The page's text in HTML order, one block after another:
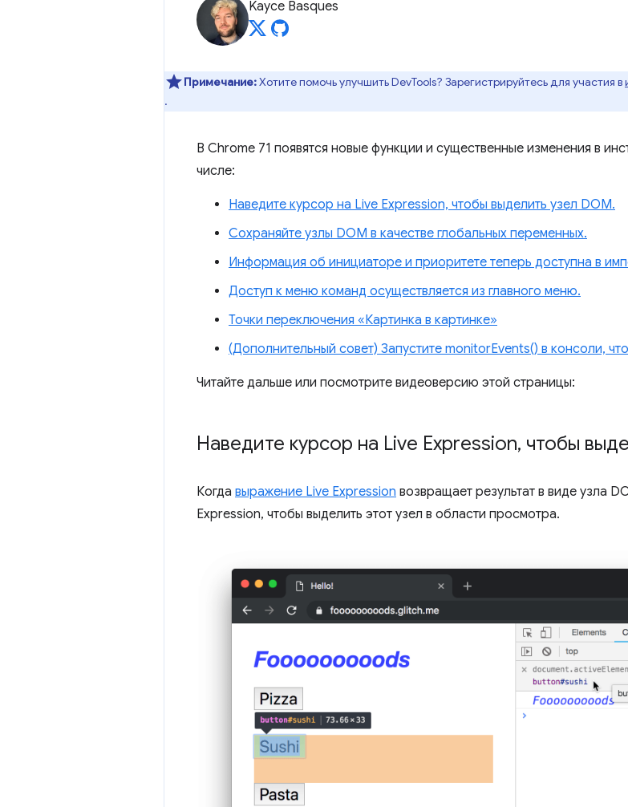
Kayce Basques
Примечание:Хотите помочь улучшить DevTools? Зарегистрируйтесь для участия в
.
В Chrome 71 появятся новые функции и существенные изменения в
числе:
Наведите курсор на Live Expression, чтобы выделить узел DOM.
Сохраняйте узлы DOM в качестве глобальных переменных.
Информация об инициаторе и приоритете теперь доступна в
Доступ к меню команд осуществляется из главного меню.
Точки переключения «Картинка в картинке»
(Дополнительный совет) Запустите monitorEvents() в консоли,
Читайте дальше или посмотрите видеоверсию этой страницы:
Наведите курсор на Live Expression, чтобы
Когда выражение Live Expression возвращает результат в виде узла
Expression, чтобы выделить этот узел в области просмотра.